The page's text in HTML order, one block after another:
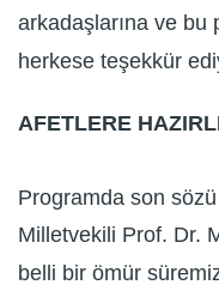
arkadaşlarına ve bu
herkese teşekkür
AFETLERE
Programda son
Milletvekili Prof. Dr.
belli bir ömür